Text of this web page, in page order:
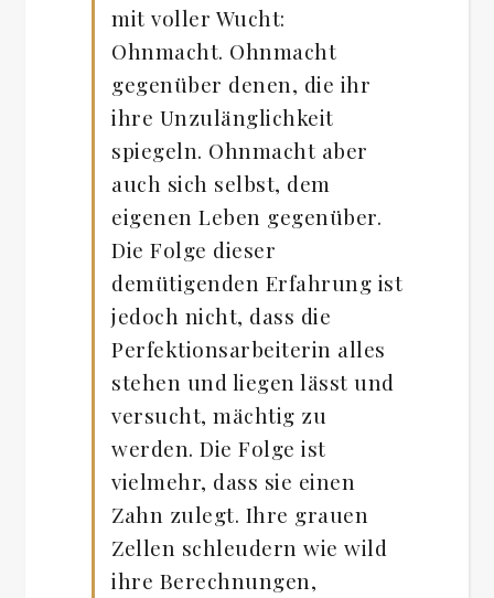
mit voller Wucht:
Ohnmacht. Ohnmacht
gegenüber denen, die ihr
ihre Unzulänglichkeit
spiegeln. Ohnmacht aber
auch sich selbst, dem
eigenen Leben gegenüber.
Die Folge dieser
demütigenden Erfahrung ist
jedoch nicht, dass die
Perfektionsarbeiterin alles
stehen und liegen lässt und
versucht, mächtig zu
werden. Die Folge ist
vielmehr, dass sie einen
Zahn zulegt. Ihre grauen
Zellen schleudern wie wild
ihre Berechnungen,